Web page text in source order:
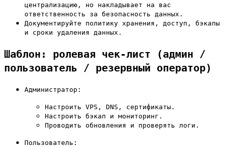
централизацию, но накладывает на вас
ответственность за безопасность данных.
Документируйте политику хранения, доступ, бэкапы
и сроки удаления данных.
Шаблон: ролевая чек-лист (админ /
пользователь / резервный оператор)
Администратор:
Настроить VPS, DNS, сертификаты.
Настроить бэкап и мониторинг.
Проводить обновления и проверять логи.
Пользователь: